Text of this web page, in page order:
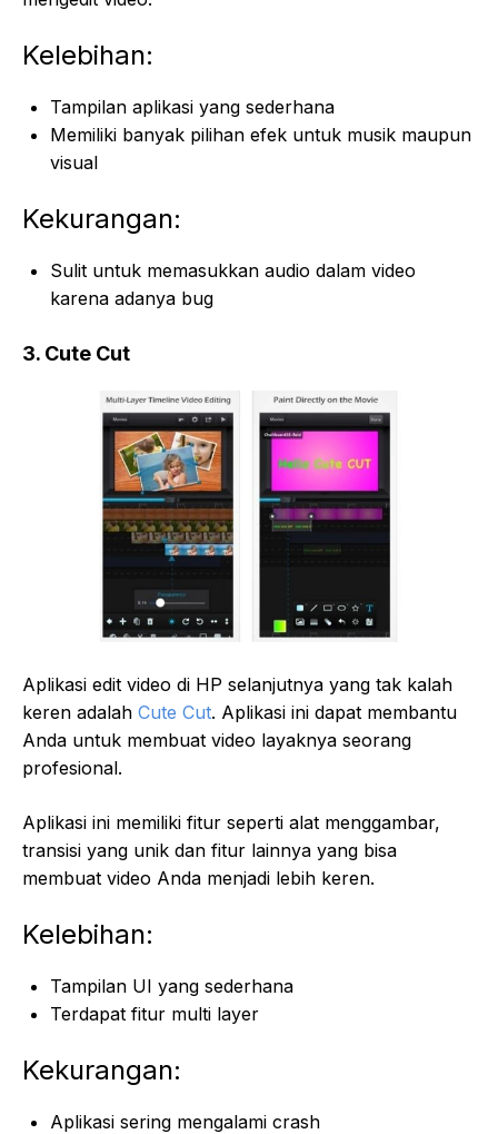
Kelebihan:
Tampilan aplikasi yang sederhana
Memiliki banyak pilihan efek untuk musik maupun
visual
Kekurangan:
Sulit untuk memasukkan audio dalam video
karena adanya bug
3. Cute Cut
Aplikasi edit video di HP selanjutnya yang tak kalah
keren adalah Cute Cut. Aplikasi ini dapat membantu
Anda untuk membuat video layaknya seorang
profesional.
Aplikasi ini memiliki fitur seperti alat menggambar,
transisi yang unik dan fitur lainnya yang bisa
membuat video Anda menjadi lebih keren.
Kelebihan:
Tampilan UI yang sederhana
Terdapat fitur multi layer
Kekurangan:
Aplikasi sering mengalami crash